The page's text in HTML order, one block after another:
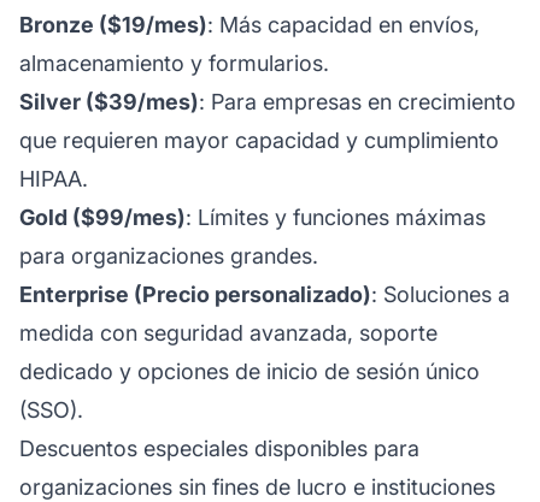
Bronze ($19/mes): Más capacidad en envíos,
almacenamiento y formularios.
Silver ($39/mes): Para empresas en crecimiento
que requieren mayor capacidad y cumplimiento
HIPAA.
Gold ($99/mes): Límites y funciones máximas
para organizaciones grandes.
Enterprise (Precio personalizado): Soluciones a
medida con seguridad avanzada, soporte
dedicado y opciones de inicio de sesión único
(SSO).
Descuentos especiales disponibles para
organizaciones sin fines de lucro e instituciones